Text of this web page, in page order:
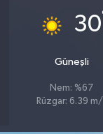
30
Güneşli
Nem: %67
Rüzgar: 6.39